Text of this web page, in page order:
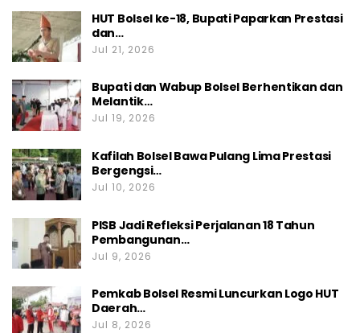
HUT Bolsel ke-18, Bupati Paparkan Prestasi
dan…
Jul 21, 2026
Bupati dan Wabup Bolsel Berhentikan dan
Melantik…
Jul 19, 2026
Kafilah Bolsel Bawa Pulang Lima Prestasi
Bergengsi…
Jul 10, 2026
PISB Jadi Refleksi Perjalanan 18 Tahun
Pembangunan…
Jul 9, 2026
Pemkab Bolsel Resmi Luncurkan Logo HUT
Daerah…
Jul 8, 2026